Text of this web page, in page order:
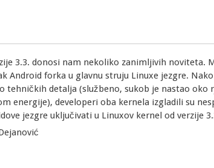
3.3. donosi nam nekoliko zanimljivih noviteta.
Android forka u glavnu struju Linuxe jezgre.
tehničkih detalja (službeno, sukob je nastao oko
energije), developeri oba kernela izgladili su
jezgre uključivati u Linuxov kernel od verzije